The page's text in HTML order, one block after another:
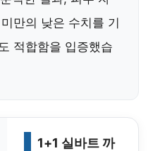
만의 낮은 수치 를 기
적합함을 입증했습
1+1 실바트 까